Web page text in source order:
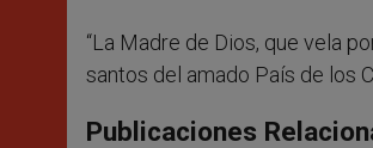
“La Madre de Dios, que vela
santos del amado País de los
Publicaciones